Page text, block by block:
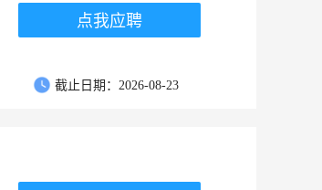
点我应聘
截止日期：2026-08-23